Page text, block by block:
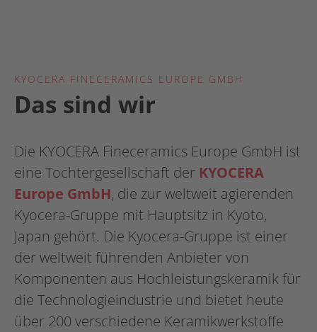
KYOCERA FINECERAMICS EUROPE GMBH
Das sind wir
Die KYOCERA Fineceramics Europe GmbH ist
eine Tochtergesellschaft der KYOCERA
Europe GmbH, die zur weltweit agierenden
Kyocera-Gruppe mit Hauptsitz in Kyoto,
Japan gehört. Die Kyocera-Gruppe ist einer
der weltweit führenden Anbieter von
Komponenten aus Hochleistungskeramik für
die Technologieindustrie und bietet heute
über 200 verschiedene Keramikwerkstoffe